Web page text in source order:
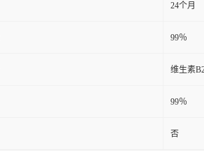
24个月
99％
维生素
99％
否